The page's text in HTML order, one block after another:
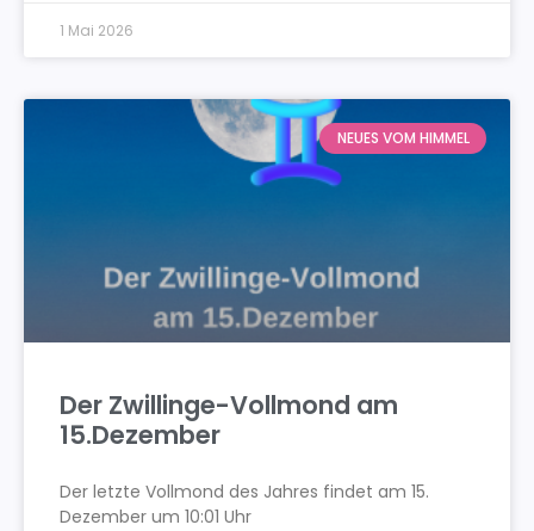
1 Mai 2026
NEUES VOM HIMMEL
Der Zwillinge-Vollmond am
15.Dezember
Der letzte Vollmond des Jahres findet am 15.
Dezember um 10:01 Uhr